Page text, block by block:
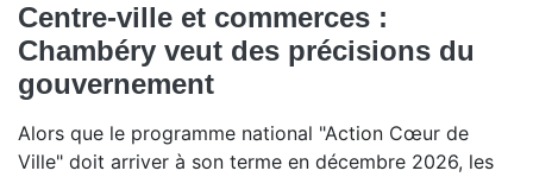
Centre-ville et commerces :
Chambéry veut des précisions du
gouvernement
Alors que le programme national "Action Cœur de
Ville" doit arriver à son terme en décembre 2026, les